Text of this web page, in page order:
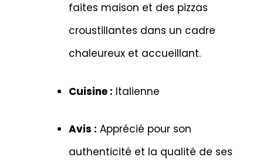
faites maison et des pizzas
croustillantes dans un cadre
chaleureux et accueillant.
Cuisine : Italienne
Avis : Apprécié pour son
authenticité et la qualité de ses